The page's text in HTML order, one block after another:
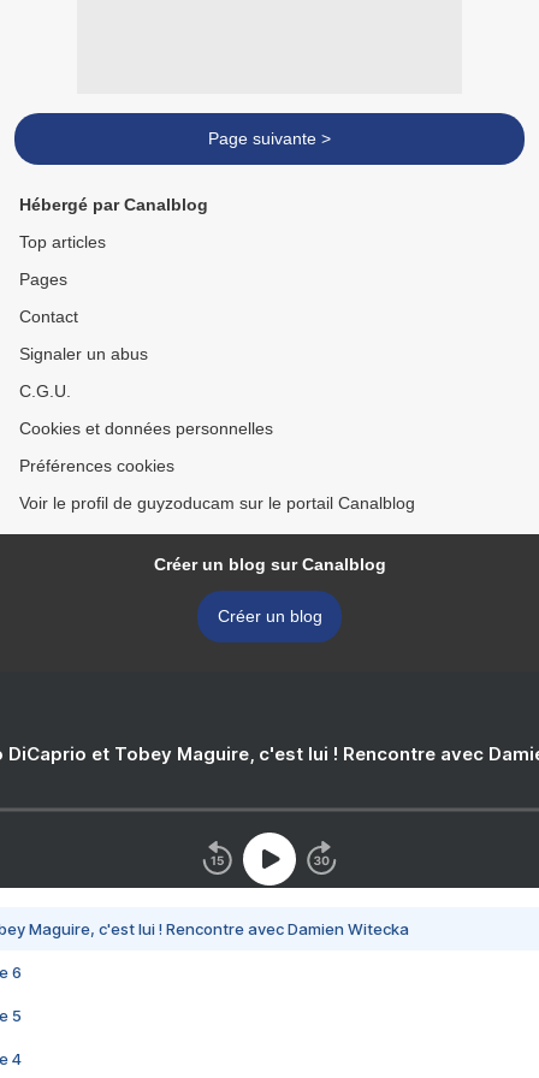
Page suivante >
Hébergé par Canalblog
Top articles
Pages
Contact
Signaler un abus
C.G.U.
Cookies et données personnelles
Préférences cookies
Voir le profil de guyzoducam sur le portail Canalblog
Créer un blog sur Canalblog
Créer un blog
DiCaprio et Tobey Maguire, c'est lui ! Rencontre avec
Maguire, c'est lui ! Rencontre avec Damien Witecka
6
5
4